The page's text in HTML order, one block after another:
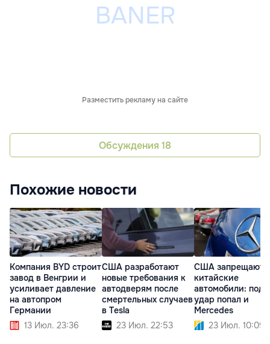
Разместить рекламу на сайте
Обсуждения 18
Похожие новости
Компания BYD строит
завод в Венгрии и
усиливает давление
на автопром
Германии
13 Июл. 23:36
США разработают
новые требования к
автодверям после
смертельных случаев
в Tesla
23 Июл. 22:53
США запрещают
китайские
автомобили: под
удар попал и
Mercedes
23 Июл. 10:09